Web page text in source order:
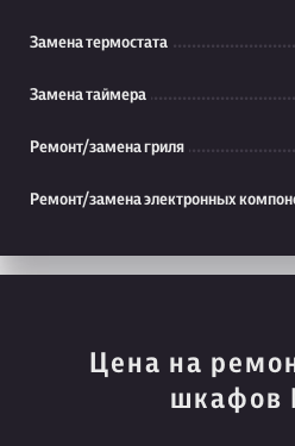
Замена термостата
Замена таймера
Ремонт/замена гриля
Ремонт/замена электронных
Цена на
шкафов